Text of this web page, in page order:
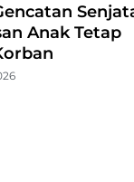
Anak Tetap